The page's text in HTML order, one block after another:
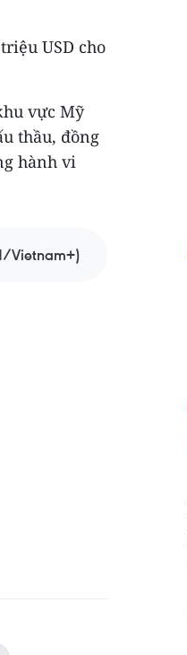
USD cho
vực Mỹ
thầu, đồng
hành vi
Vietnam+)